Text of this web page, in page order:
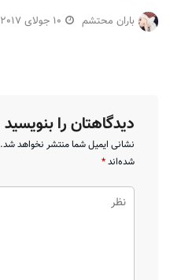
باران محتشم 10 جولای 2017
دیدگاهتان را بنویسید
نشانی ایمیل شما منتشر نخواهد شد.
شده‌اند*